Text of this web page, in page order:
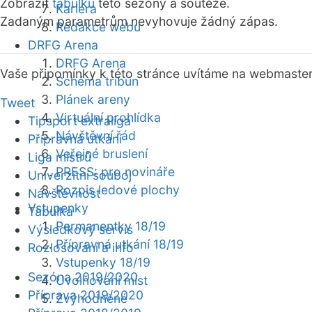
Kariéra
Redakce webu
DRFG Arena
DRFG Arena
Schéma tribun
Plánek areny
Virtuální prohlídka
Návštěvní řád
Veřejné bruslení
PRESS: pro novináře
Rozpis ledové plochy
Vstupenky
Permanentky 18/19
Přípravná utkání 18/19
Vstupenky 18/19
Uvolňování míst
Zvýhodněné
Zobrazit tabulku této sezóny a soutěže.
Zadaným parametrům nevyhovuje žádný zápas.
Vaše připomínky k této stránce uvítáme na webmaster
Tweet
Tipsport extraliga
Přípravná utkání
Liga mistrů
Univerzitní souboj
Návštěvnost
Tabulka
Výsledkový servis
Rozlosování a info
Sezóna 2019/2020
Příprava 2019/2020